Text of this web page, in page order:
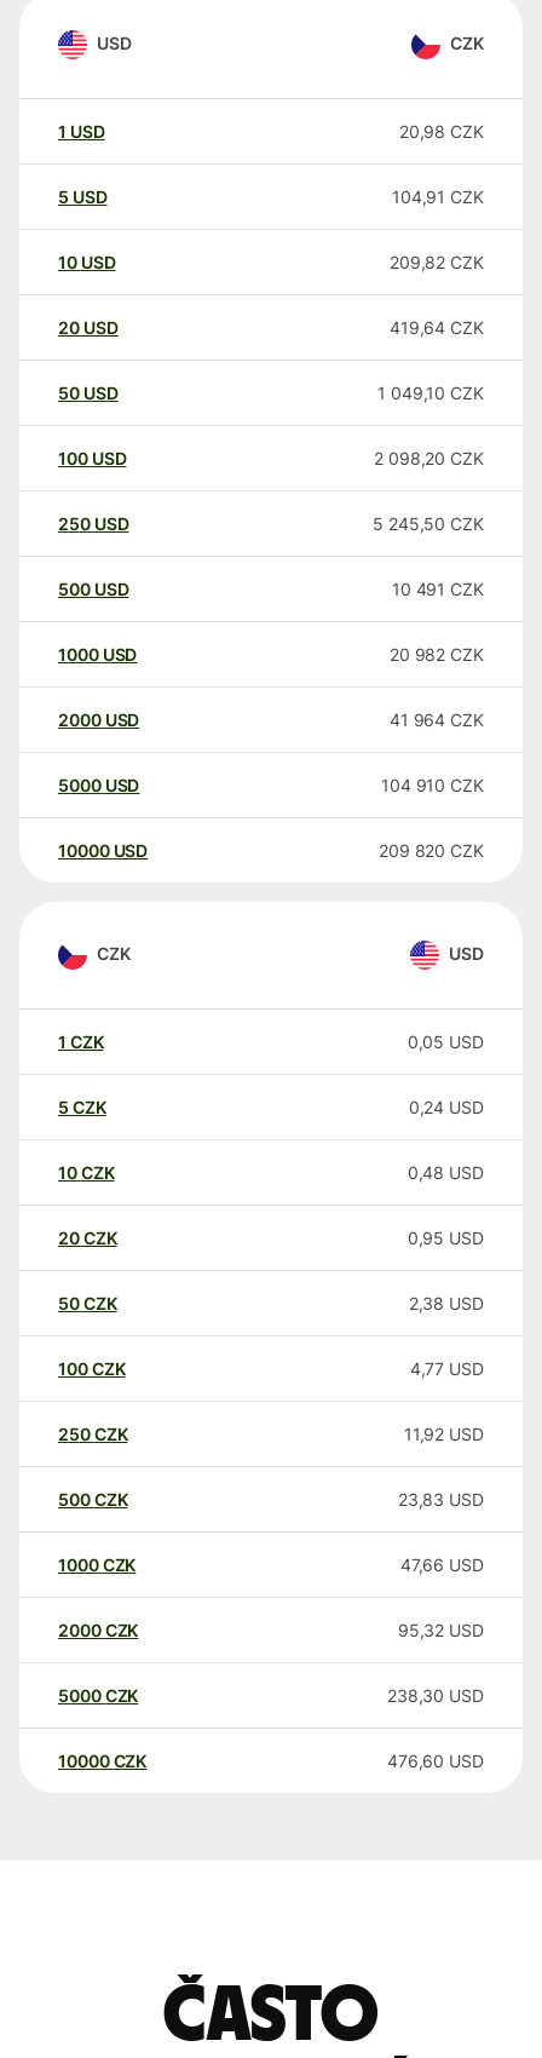
USD CZK
1 USD 20,98 CZK
5 USD 104,91 CZK
10 USD 209,82 CZK
20 USD 419,64 CZK
50 USD 1 049,10 CZK
100 USD 2 098,20 CZK
250 USD 5 245,50 CZK
500 USD 10 491 CZK
1000 USD 20 982 CZK
2000 USD 41 964 CZK
5000 USD 104 910 CZK
10000 USD 209 820 CZK
CZK USD
1 CZK 0,05 USD
5 CZK 0,24 USD
10CZK 0,48 USD
20CZK 0,95 USD
50CZK 2,38 USD
100CZK 4,77 USD
250CZK 11,92 USD
500CZK 23,83 USD
1000CZK 47,66 USD
2000CZK 95,32 USD
5000CZK 238,30 USD
10000 CZK 476,60 USD
Často